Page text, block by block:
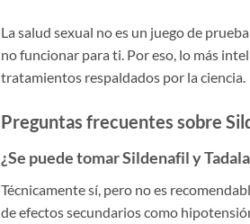
La salud sexual no es un juego de
no funcionar para ti. Por eso, lo más
tratamientos respaldados por la ciencia.
Preguntas frecuentes sobre
¿Se puede tomar Sildenafil y
Técnicamente sí, pero no es
de efectos secundarios como